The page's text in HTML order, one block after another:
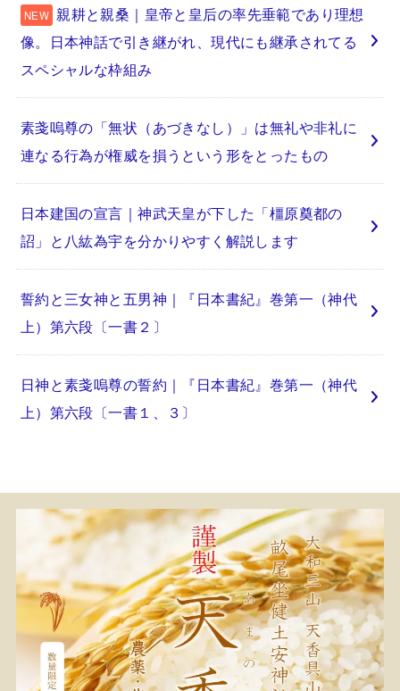
親耕と親桑｜皇帝と皇后の率先垂範であり理想
像。日本神話で引き継がれ、現代にも継承されてる
スペシャルな枠組み
素戔嗚尊の「無状（あづきなし）」は無礼や非礼に
連なる行為が権威を損うという形をとったもの
日本建国の宣言｜神武天皇が下した「橿原奠都の
詔」と八紘為宇を分かりやすく解説します
誓約と三女神と五男神｜『日本書紀』巻第一（神代
上）第六段〔一書２〕
日神と素戔嗚尊の誓約｜『日本書紀』巻第一（神代
上）第六段〔一書１、３〕